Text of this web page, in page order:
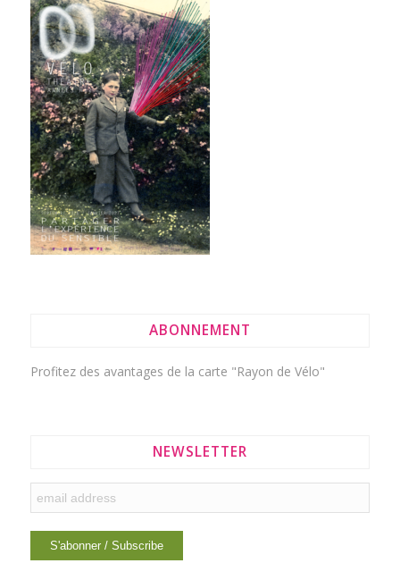
ABONNEMENT
Profitez des avantages de la carte "Rayon de Vélo"
NEWSLETTER